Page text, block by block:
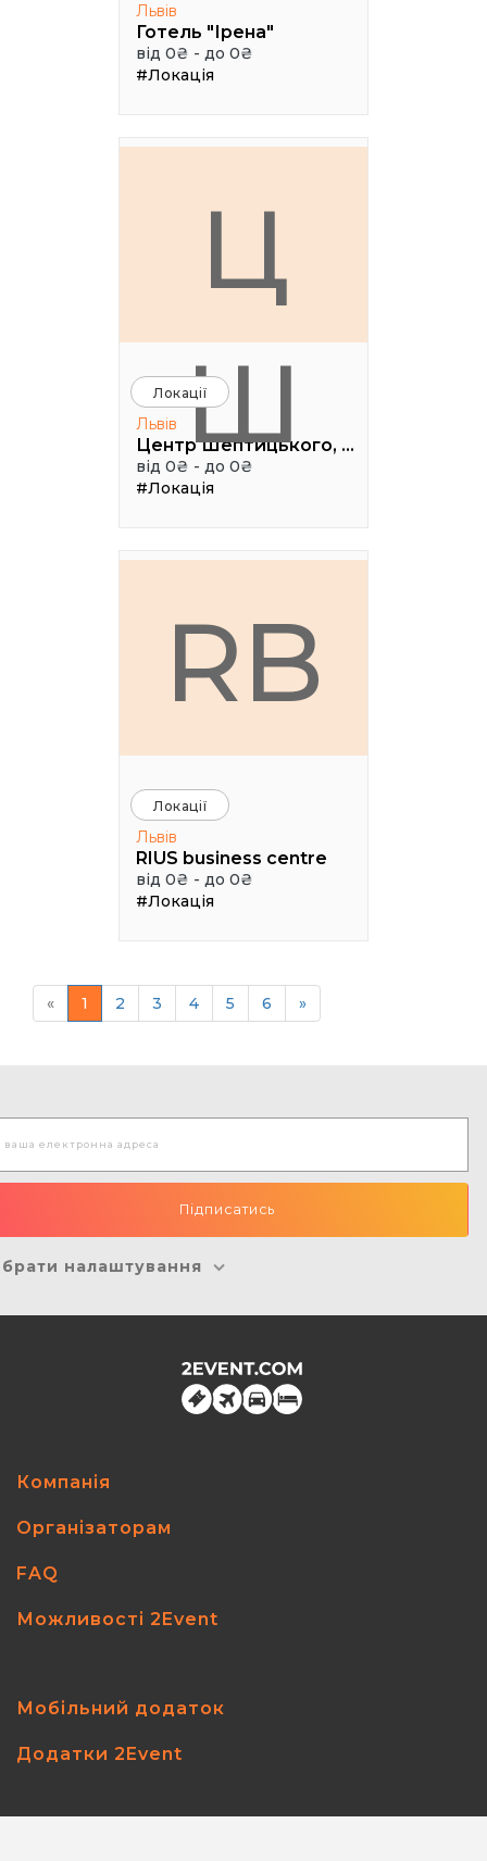
Львів
Готель "Ірена"
від 0₴ - до 0₴
#Локація
Ц
Ш
Локації
Львів
Центр Шептицького, 1 поверх, паркова аудиторія
від 0₴ - до 0₴
#Локація
RB
Локації
Львів
RIUS business centre
від 0₴ - до 0₴
#Локація
« 1 2 3 4 5 6 »
налаштування
Компанія
Організаторам
FAQ
Можливості 2Event
Мобільний додаток
Додатки 2Event